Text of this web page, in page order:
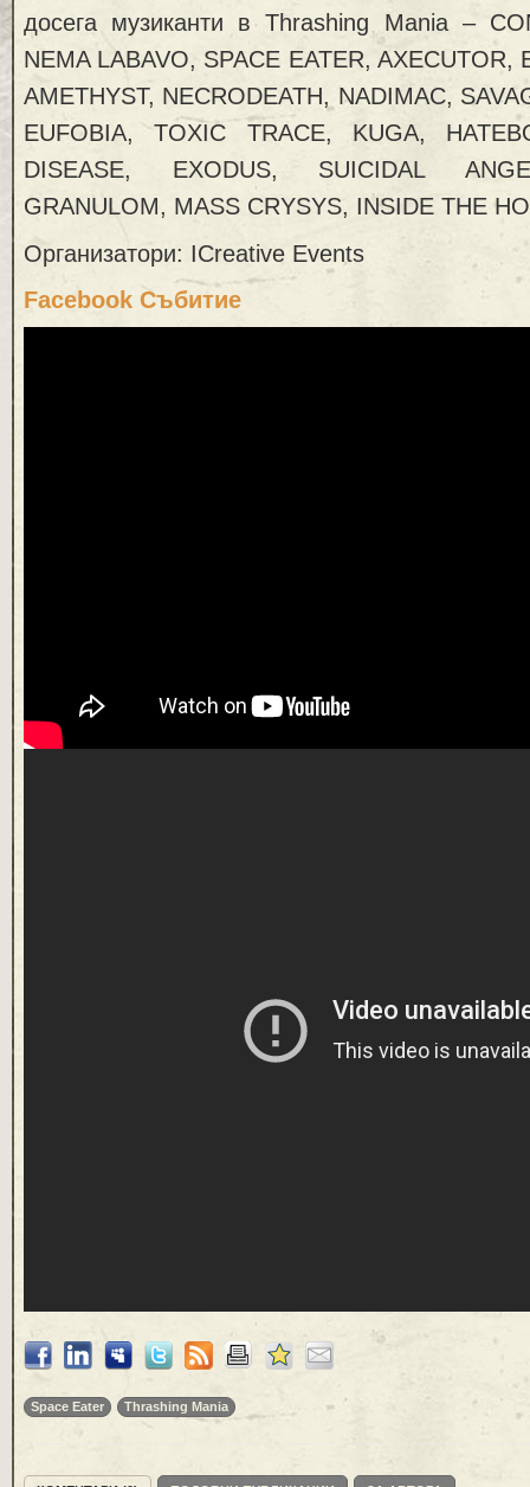
досега музиканти в Thrashing Mania –
NEMA LABAVO, SPACE EATER, AXECUTOR,
AMETHYST, NECRODEATH, NADIMAC,
EUFOBIA, TOXIC TRACE, KUGA,
DISEASE, EXODUS, SUICIDAL
GRANULOM, MASS CRYSYS, INSIDE THE
Организатори: ICreative Events
Facebook Събитие
Space Eater Thrashing Mania